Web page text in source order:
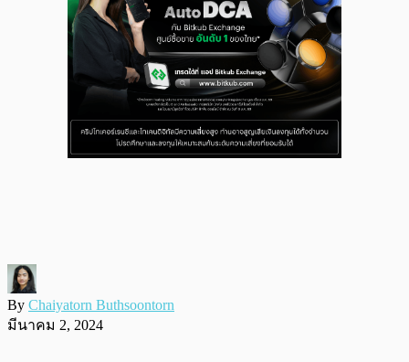
By Chaiyatorn Buthsoontorn
มีนาคม 2, 2024